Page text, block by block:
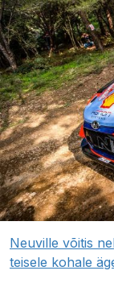
Neuville võitis
teisele kohale